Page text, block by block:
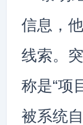
信息，
线索。
称是“项
被系统